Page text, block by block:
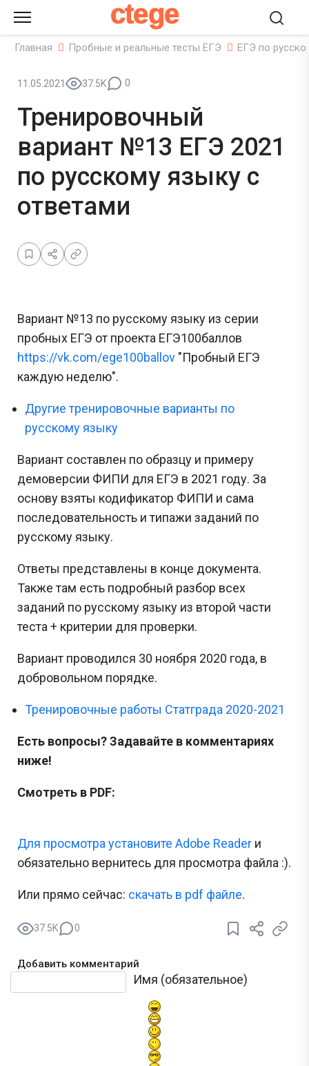
ctege
Главная Пробные и реальные тесты ЕГЭ ЕГЭ по
11.05.2021 37.5K 0
Тренировочный
вариант №13 ЕГЭ 2021
по русскому языку с
ответами
Вариант №13 по русскому языку из серии
пробных ЕГЭ от проекта ЕГЭ100баллов
https://vk.com/ege100ballov "Пробный ЕГЭ
каждую неделю".
Другие тренировочные варианты по
русскому языку
Вариант составлен по образцу и примеру
демоверсии ФИПИ для ЕГЭ в 2021 году. За
основу взяты кодификатор ФИПИ и сама
последовательность и типажи заданий по
русскому языку.
Ответы представлены в конце документа.
Также там есть подробный разбор всех
заданий по русскому языку из второй части
теста + критерии для проверки.
Вариант проводился 30 ноября 2020 года, в
добровольном порядке.
Тренировочные работы Статграда 2020-2021
Есть вопросы? Задавайте в комментариях
ниже!
Смотреть в PDF:
Для просмотра установите Adobe Reader и
обязательно вернитесь для просмотра файла :).
Или прямо сейчас: cкачать в pdf файле.
37.5K 0
Добавить комментарий
Имя (обязательное)